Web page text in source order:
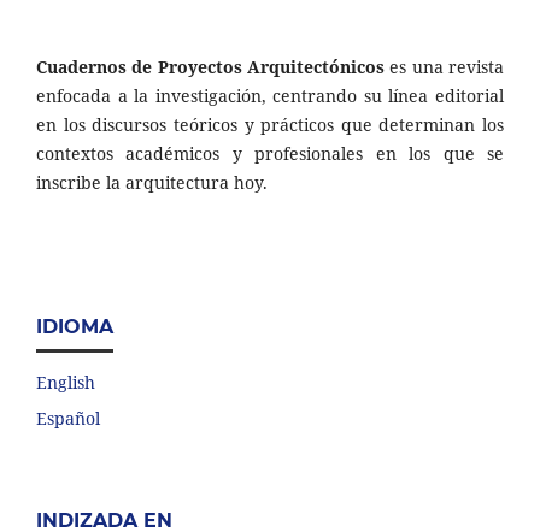
Cuadernos de Proyectos Arquitectónicos es una revista
enfocada a la investigación, centrando su línea editorial
en los discursos teóricos y prácticos que determinan los
contextos académicos y profesionales en los que se
inscribe la arquitectura hoy.
IDIOMA
English
Español
INDIZADA EN